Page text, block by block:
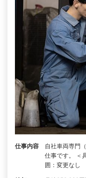
仕事内容
自社車両専門
仕事です。 ＜
囲：変更なし